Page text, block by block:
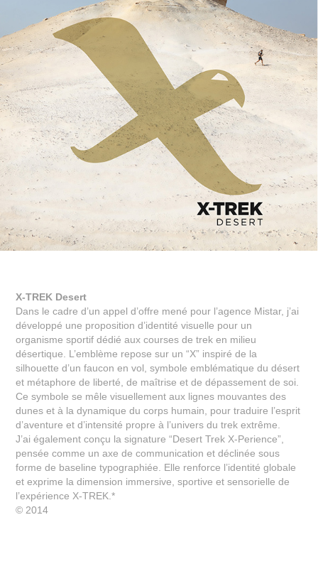
X-TREK Desert
Dans le cadre d’un appel d’offre mené pour l’agence Mistar, j’ai
développé une proposition d’identité visuelle pour un
organisme sportif dédié aux courses de trek en milieu
désertique. L’emblème repose sur un “X” inspiré de la
silhouette d’un faucon en vol, symbole emblématique du désert
et métaphore de liberté, de maîtrise et de dépassement de soi.
Ce symbole se mêle visuellement aux lignes mouvantes des
dunes et à la dynamique du corps humain, pour traduire l’esprit
d’aventure et d’intensité propre à l’univers du trek extrême.
J’ai également conçu la signature “Desert Trek X-Perience”,
pensée comme un axe de communication et déclinée sous
forme de baseline typographiée. Elle renforce l’identité globale
et exprime la dimension immersive, sportive et sensorielle de
l’expérience X-TREK.*
© 2014